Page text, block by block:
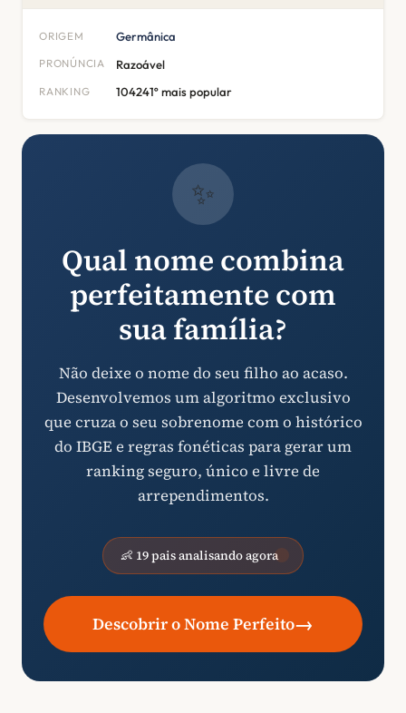
ORIGEM Germânica
PRONÚNCIA Razoável
RANKING 104241º mais popular
✨
Qual nome combina
perfeitamente com
sua família?
Não deixe o nome do seu filho ao acaso.
Desenvolvemos um algoritmo exclusivo
que cruza o seu sobrenome com o histórico
do IBGE e regras fonéticas para gerar um
ranking seguro, único e livre de
arrependimentos.
👶 19 pais analisando agora
Descobrir o Nome Perfeito→